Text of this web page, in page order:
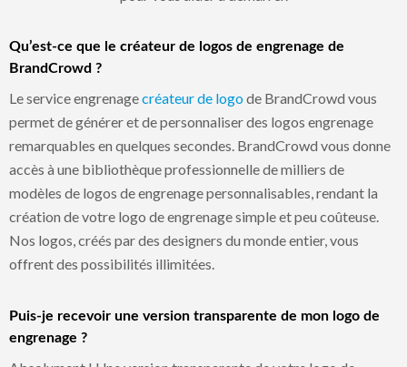
Qu’est-ce que le créateur de logos de engrenage de
BrandCrowd ?
Le service engrenagecréateur de logode BrandCrowd vous
permet de générer et de personnaliser des logos engrenage
remarquables en quelques secondes. BrandCrowd vous donne
accès à une bibliothèque professionnelle de milliers de
modèles de logos de engrenage personnalisables, rendant la
création de votre logo de engrenage simple et peu coûteuse.
Nos logos, créés par des designers du monde entier, vous
offrent des possibilités illimitées.
Puis-je recevoir une version transparente de mon logo de
engrenage ?